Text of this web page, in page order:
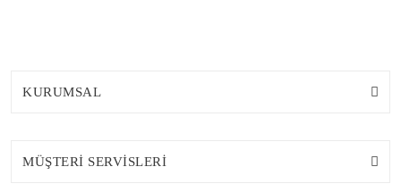
KURUMSAL
MÜŞTERİ SERVİSLERİ